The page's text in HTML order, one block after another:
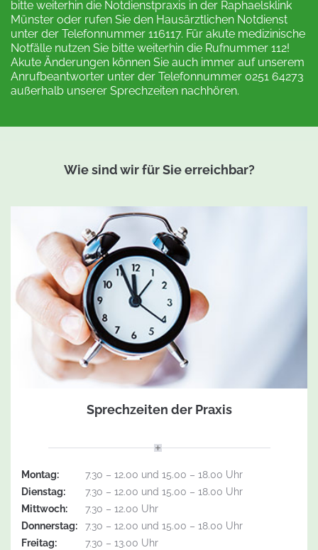
bitte weiterhin die Notdienstpraxis in der Raphaelsklink
Münster oder rufen Sie den Hausärztlichen Notdienst
unter der Telefonnummer 116117. Für akute medizinische
Notfälle nutzen Sie bitte weiterhin die Rufnummer 112!
Akute Änderungen können Sie auch immer auf unserem
Anrufbeantworter unter der Telefonnummer 0251 64273
außerhalb unserer Sprechzeiten nachhören.
Wie sind wir für Sie erreichbar?
Sprechzeiten der Praxis
Montag:
7.30 – 12.00 und 15.00 – 18.00 Uhr
Dienstag:
7.30 – 12.00 und 15.00 – 18.00 Uhr
Mittwoch:
7.30 – 12.00 Uhr
Donnerstag:
7.30 – 12.00 und 15.00 – 18.00 Uhr
Freitag:
7.30 – 13.00 Uhr